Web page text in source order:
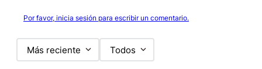
Por favor, inicia sesión para escribir un comentario.
Más reciente Todos